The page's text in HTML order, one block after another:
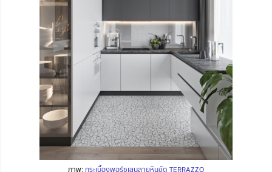
ภาพ:กระเบื้องพอร์ซเลนลายหินขัด TERRAZZO